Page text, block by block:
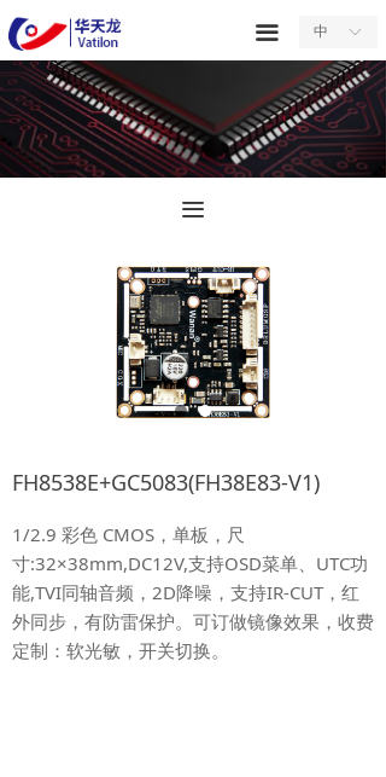
끀
首页
关于我们
产品中心
ꀅ
中
FH8538E+GC5083(FH38E83-V1)
1/2.9 彩色 CMOS，单板，尺
寸:32×38mm,DC12V,支持OSD菜单、UTC功
能,TVI同轴音频，2D降噪，支持IR-CUT，红
外同步，有防雷保护。可订做镜像效果，收费
定制：软光敏，开关切换。
끀